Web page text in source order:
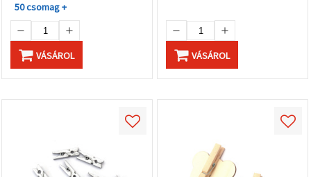
50 csomag +
VÁSÁROL VÁSÁROL